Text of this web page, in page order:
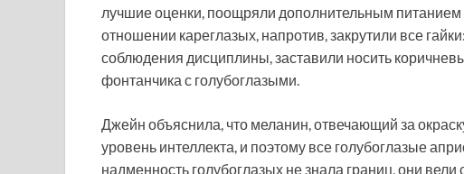
лучшие оценки, поощряли дополнительным питанием
отношении кареглазых, напротив, закрутили все
соблюдения дисциплины, заставили носить
фонтанчика с голубоглазыми.
Джейн объяснила, что меланин, отвечающий за
уровень интеллекта, и поэтому все голубоглазые
надменность голубоглазых не знала границ, они вели